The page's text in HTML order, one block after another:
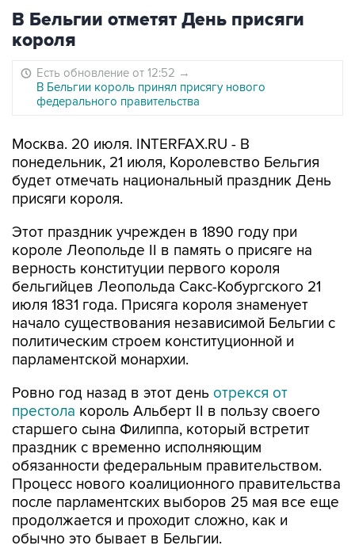
В Бельгии отметят День присяги
короля
Есть обновление от 12:52 →
В Бельгии король принял присягу нового
федерального правительства
Москва. 20 июля. INTERFAX.RU - В
понедельник, 21 июля, Королевство Бельгия
будет отмечать национальный праздник День
присяги короля.
Этот праздник учрежден в 1890 году при
короле Леопольде II в память о присяге на
верность конституции первого короля
бельгийцев Леопольда Сакс-Кобургского 21
июля 1831 года. Присяга короля знаменует
начало существования независимой Бельгии с
политическим строем конституционной и
парламентской монархии.
Ровно год назад в этот день отрекся от
престола король Альберт II в пользу своего
старшего сына Филиппа, который встретит
праздник с временно исполняющим
обязанности федеральным правительством.
Процесс нового коалиционного правительства
после парламентских выборов 25 мая все еще
продолжается и проходит сложно, как и
обычно это бывает в Бельгии.